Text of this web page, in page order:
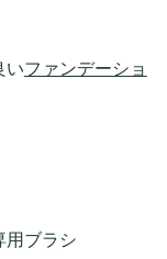
いファンデーショ
用ブラシ